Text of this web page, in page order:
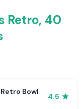
Retro, 40
Retro Bowl
4.5